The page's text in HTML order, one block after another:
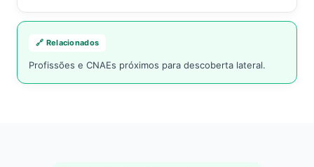
🔗 Relacionados
Profissões e CNAEs próximos para descoberta lateral.